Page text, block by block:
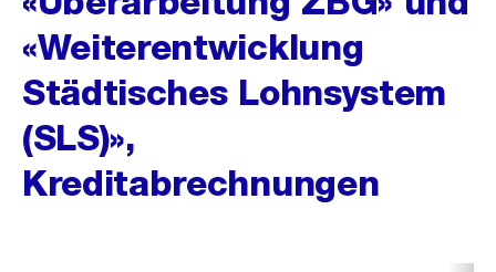
«Weiterentwicklung
Städtisches Lohnsystem
(SLS)»,
Kreditabrechnungen